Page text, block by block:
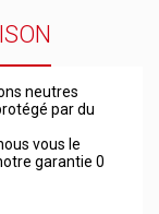
neutres
par du
vous le
garantie 0